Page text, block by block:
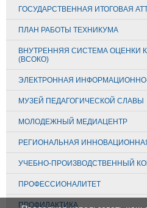
ГОСУДАРСТВЕННАЯ ИТОГОВАЯ
ПЛАН РАБОТЫ ТЕХНИКУМА
ВНУТРЕННЯЯ СИСТЕМА ОЦЕНКИ
(ВСОКО)
ЭЛЕКТРОННАЯ
МУЗЕЙ ПЕДАГОГИЧЕСКОЙ СЛАВЫ
МОЛОДЕЖНЫЙ МЕДИАЦЕНТР
РЕГИОНАЛЬНАЯ
УЧЕБНО-ПРОИЗВОДСТВЕННЫЙ
ПРОФЕССИОНАЛИТЕТ
ПРОФИЛАКТИКА